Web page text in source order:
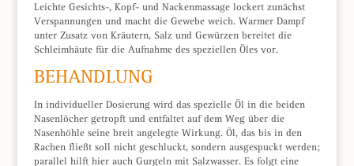
Leichte Gesichts-, Kopf- und Nackenmassage lockert zunächst
Verspannungen und macht die Gewebe weich. Warmer Dampf
unter Zusatz von Kräutern, Salz und Gewürzen bereitet die
Schleimhäute für die Aufnahme des speziellen Öles vor.
BEHANDLUNG
In individueller Dosierung wird das spezielle Öl in die beiden
Nasenlöcher getropft und entfaltet auf dem Weg über die
Nasenhöhle seine breit angelegte Wirkung. Öl, das bis in den
Rachen fließt soll nicht geschluckt, sondern ausgespuckt werden;
parallel hilft hier auch Gurgeln mit Salzwasser. Es folgt eine